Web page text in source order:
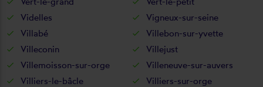
Videlles
Vigneux-sur-seine
Villabé
Villebon-sur-yvette
Villeconin
Villejust
Villemoisson-sur-orge
Villeneuve-sur-auvers
Villiers-le-bâcle
Villiers-sur-orge